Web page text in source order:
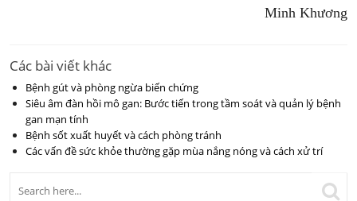
Minh Khương
Các bài viết khác
Bệnh gút và phòng ngừa biến chứng
Siêu âm đàn hồi mô gan: Bước tiến trong tầm soát và quản lý bệnh
gan mạn tính
Bệnh sốt xuất huyết và cách phòng tránh
Các vấn đề sức khỏe thường gặp mùa nắng nóng và cách xử trí